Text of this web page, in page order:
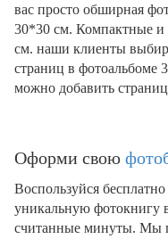
вас просто обширная
30*30 см. Компактные
см. наши клиенты
страниц в фотоальбоме
можно добавить
Оформи свою
Воспользуйся
уникальную фотокнигу
считанные минуты. Мы